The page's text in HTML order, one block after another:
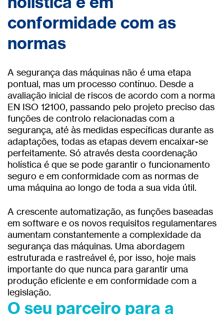
conformidade com as
normas
A segurança das máquinas não é uma etapa
pontual, mas um processo contínuo. Desde a
avaliação inicial de riscos de acordo com a norma
EN ISO 12100, passando pelo projeto preciso das
funções de controlo relacionadas com a
segurança, até às medidas específicas durante as
adaptações, todas as etapas devem encaixar-se
perfeitamente. Só através desta coordenação
holística é que se pode garantir o funcionamento
seguro e em conformidade com as normas de
uma máquina ao longo de toda a sua vida útil.
A crescente automatização, as funções baseadas
em software e os novos requisitos regulamentares
aumentam constantemente a complexidade da
segurança das máquinas. Uma abordagem
estruturada e rastreável é, por isso, hoje mais
importante do que nunca para garantir uma
produção eficiente e em conformidade com a
legislação.
O seu parceiro para a